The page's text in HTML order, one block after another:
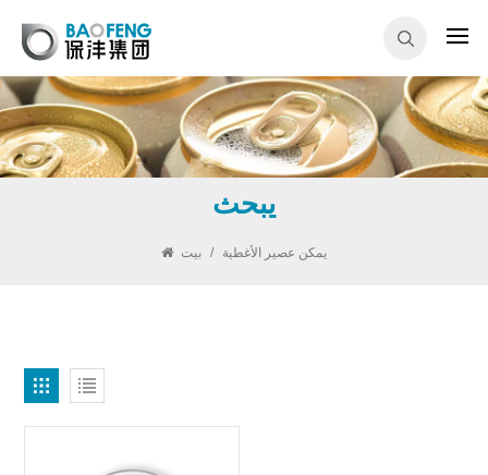
يبحث
/ يمكن عصير الأغطية